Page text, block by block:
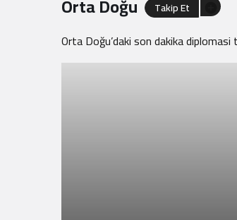
Orta Doğu Takip Et
Orta Doğu’daki son dakika